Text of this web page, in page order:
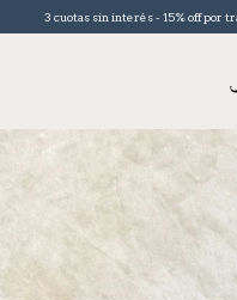
3 cuotas sin interés - 15% off por